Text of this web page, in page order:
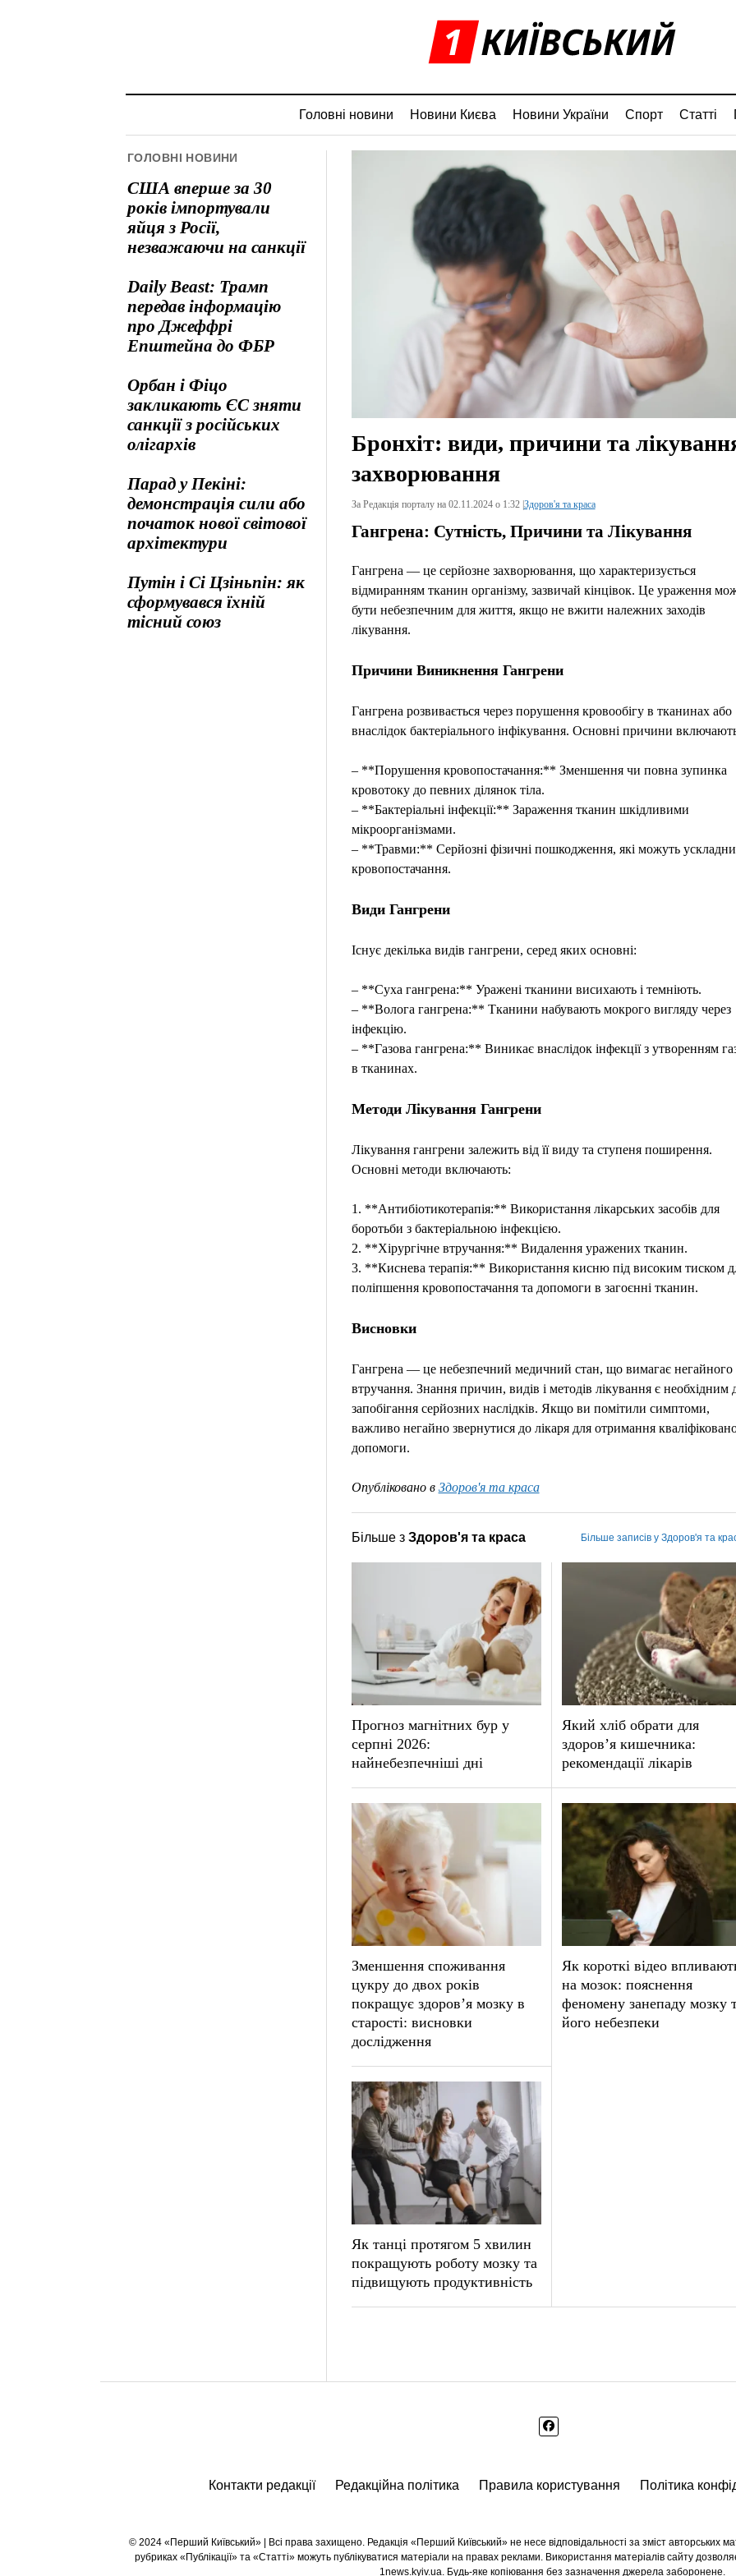
Головні новини Новини Києва Новини України Спорт Статті
ГОЛОВНІ НОВИНИ
США вперше за 30
років імпортували
яйця з Росії,
незважаючи на санкції
Daily Beast: Трамп
передав інформацію
про Джеффрі
Епштейна до ФБР
Орбан і Фіцо
закликають ЄС зняти
санкції з російських
олігархів
Парад у Пекіні:
демонстрація сили або
початок нової світової
архітектури
Путін і Сі Цзіньпін: як
сформувався їхній
тісний союз
Бронхіт: види, причини та
захворювання
За Редакція порталу на 02.11.2024 о 1:32 | Здоров'я та краса
Гангрена: Сутність, Причини та Лікування
Гангрена — це серйозне захворювання, що характеризується
відмиранням тканин організму, зазвичай кінцівок. Це ураження
бути небезпечним для життя, якщо не вжити належних заходів
лікування.
Причини Виникнення Гангрени
Гангрена розвивається через порушення кровообігу в тканинах або
внаслідок бактеріального інфікування. Основні причини
– **Порушення кровопостачання:** Зменшення чи повна зупинка
кровотоку до певних ділянок тіла.
– **Бактеріальні інфекції:** Зараження тканин шкідливими
мікроорганізмами.
– **Травми:** Серйозні фізичні пошкодження, які можуть
кровопостачання.
Види Гангрени
Існує декілька видів гангрени, серед яких основні:
– **Суха гангрена:** Уражені тканини висихають і темніють.
– **Волога гангрена:** Тканини набувають мокрого вигляду через
інфекцію.
– **Газова гангрена:** Виникає внаслідок інфекції з утворенням
в тканинах.
Методи Лікування Гангрени
Лікування гангрени залежить від її виду та ступеня поширення.
Основні методи включають:
1. **Антибіотикотерапія:** Використання лікарських засобів для
боротьби з бактеріальною інфекцією.
2. **Хірургічне втручання:** Видалення уражених тканин.
3. **Киснева терапія:** Використання кисню під високим тиском
поліпшення кровопостачання та допомоги в загоєнні тканин.
Висновки
Гангрена — це небезпечний медичний стан, що вимагає негайного
втручання. Знання причин, видів і методів лікування є необхідним
запобігання серйозних наслідків. Якщо ви помітили симптоми,
важливо негайно звернутися до лікаря для отримання
допомоги.
Опубліковано в Здоров'я та краса
Більше з Здоров'я та краса Більше записів у Здоров'я та
Прогноз магнітних бур у
серпні 2026:
найнебезпечніші дні
Який хліб обрати для
здоров’я кишечника:
рекомендації лікарів
Зменшення споживання
цукру до двох років
покращує здоров’я мозку в
старості: висновки
дослідження
Як короткі відео
на мозок: пояснення
феномену занепаду мозку
його небезпеки
Як танці протягом 5 хвилин
покращують роботу мозку та
підвищують продуктивність
Контакти редакції Редакційна політика Правила користування Політика
© 2024 «Перший Київський» | Всі права захищено. Редакція «Перший Київський» не несе відповідальності за зміст авторських
рубриках «Публікації» та «Статті» можуть публікуватися матеріали на правах реклами. Використання матеріалів сайту
1news.kyiv.ua. Будь-яке копіювання без зазначення джерела заборонене.